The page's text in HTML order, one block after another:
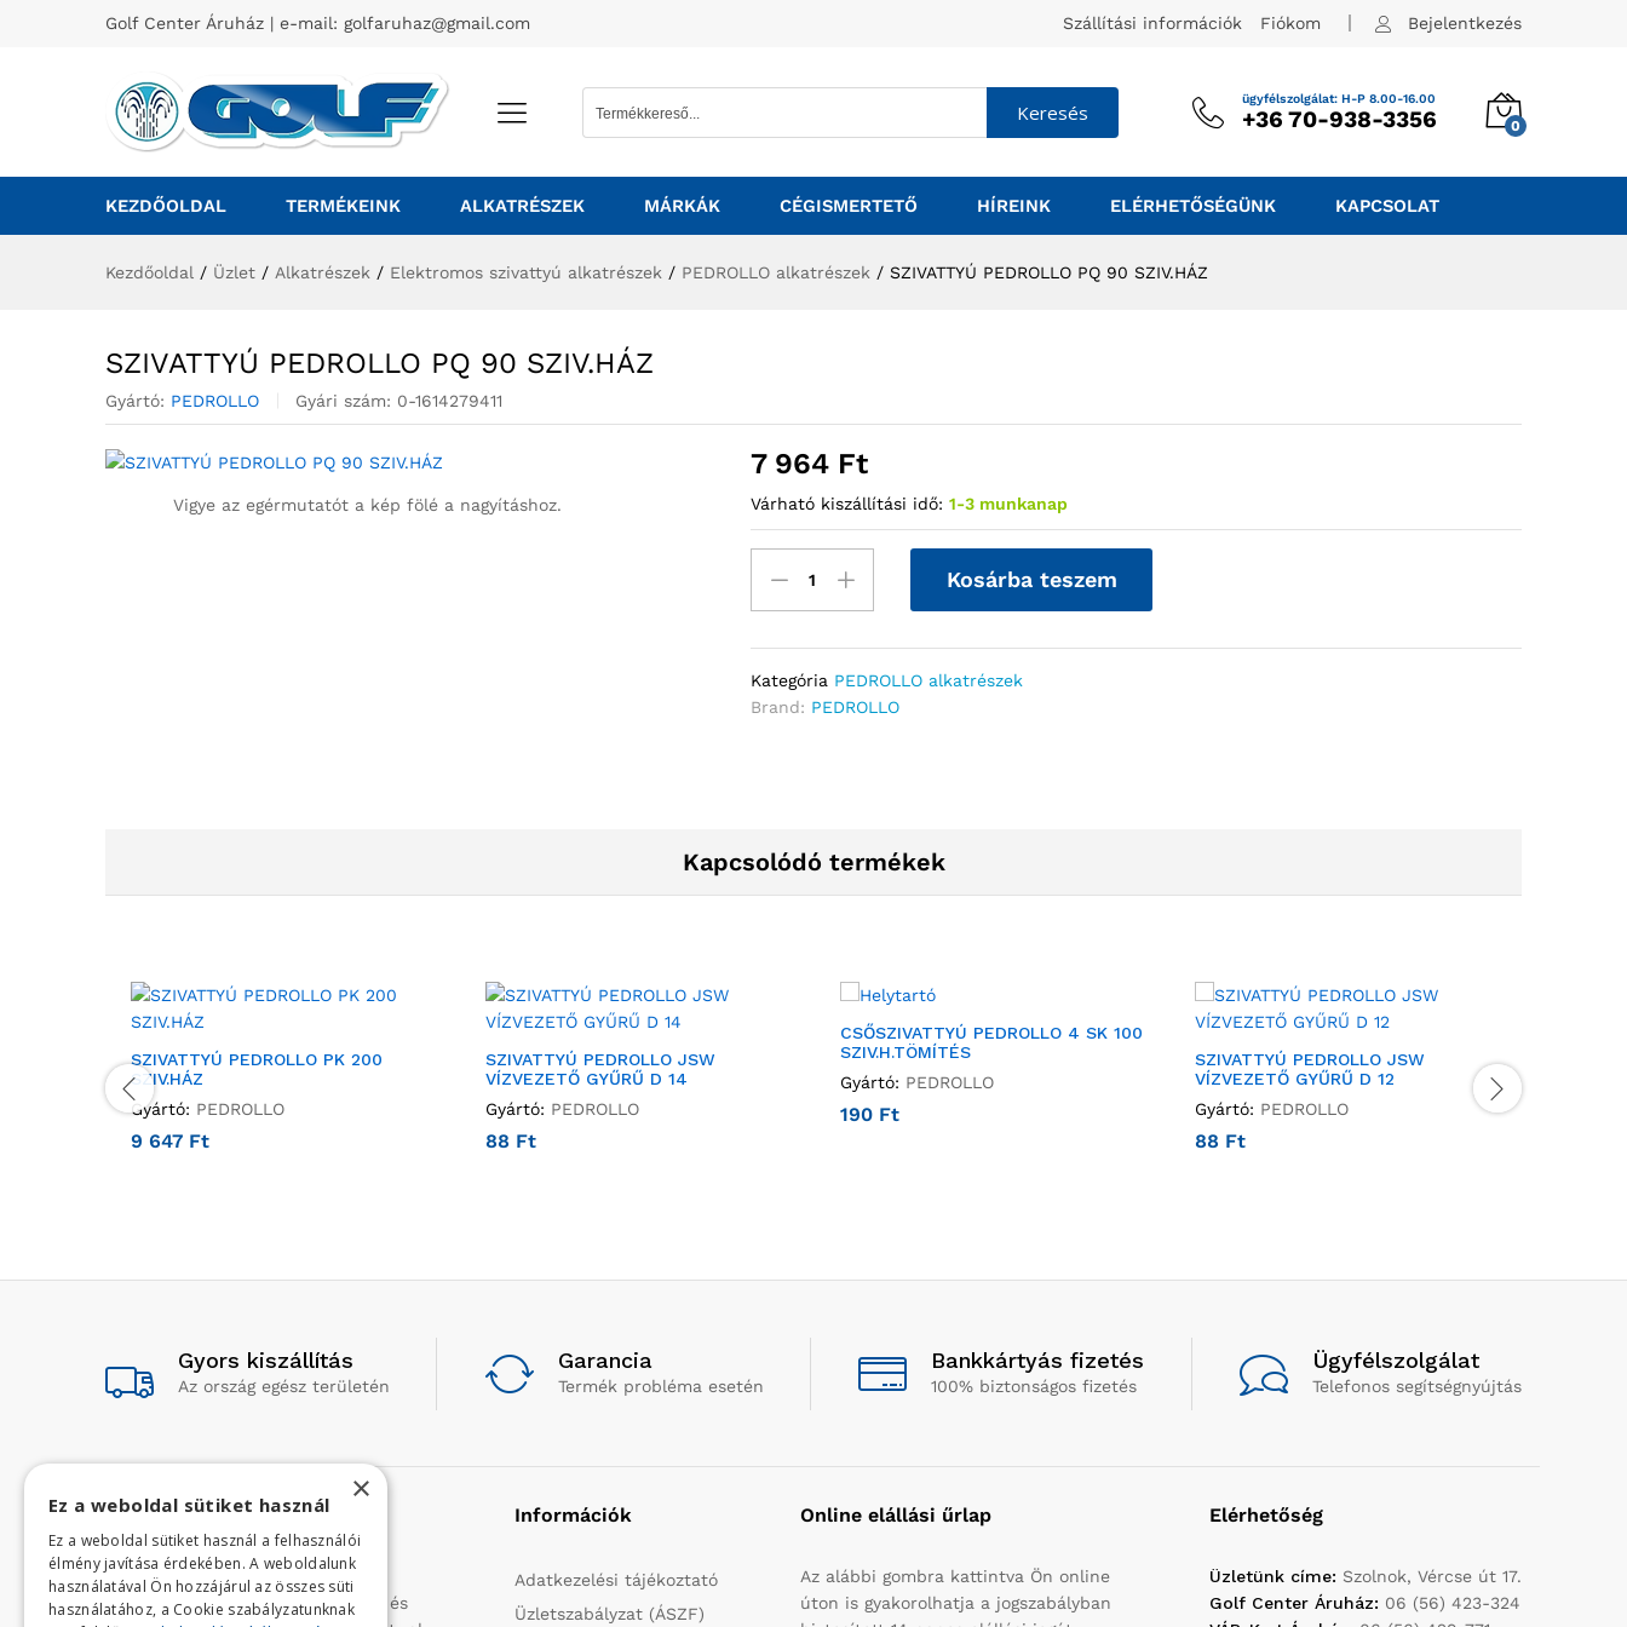
Golf Center Áruház | e-mail: golfaruhaz@gmail.com Szállítási információk Fiókom Bejelentkezés
Keresés
ügyfélszolgálat: H-P 8.00-16.00
+36 70-938-3356 0
KEZDŐOLDAL TERMÉKEINK ALKATRÉSZEK MÁRKÁK CÉGISMERTETŐ HÍREINK ELÉRHETŐSÉGÜNK KAPCSOLAT
Kezdőoldal / Üzlet / Alkatrészek / Elektromos szivattyú alkatrészek / PEDROLLO alkatrészek / SZIVATTYÚ PEDROLLO PQ 90 SZIV.HÁZ
SZIVATTYÚ PEDROLLO PQ 90 SZIV.HÁZ
Gyártó: PEDROLLO Gyári szám: 0-1614279411
Vigye az egérmutatót a kép fölé a nagyításhoz.
7 964 Ft
Várható kiszállítási idő: 1-3 munkanap
Kosárba teszem
Kategória PEDROLLO alkatrészek
Brand: PEDROLLO
Kapcsolódó termékek
SZIVATTYÚ PEDROLLO PK 200
SZIV.HÁZ
Gyártó: PEDROLLO
9 647 Ft
SZIVATTYÚ PEDROLLO JSW
VÍZVEZETŐ GYŰRŰ D 14
Gyártó: PEDROLLO
88 Ft
CSŐSZIVATTYÚ PEDROLLO 4 SK 100
SZIV.H.TÖMÍTÉS
Gyártó: PEDROLLO
190 Ft
SZIVATTYÚ PEDROLLO JSW
VÍZVEZETŐ GYŰRŰ D 12
Gyártó: PEDROLLO
88 Ft
Gyors kiszállítás
Az ország egész területén
Garancia
Termék probléma esetén
Bankkártyás fizetés
100% biztonságos fizetés
Ügyfélszolgálat
Telefonos segítségnyújtás
Rólunk
Profilunk a mezőgazdasági, kerti
kisgépek és egyéb iparcikkek kis- és
Információk
Adatkezelési tájékoztató
Üzletszabályzat (ÁSZF)
Online elállási űrlap
Az alábbi gombra kattintva Ön online
úton is gyakorolhatja a jogszabályban
Elérhetőség
Üzletünk címe: Szolnok, Vércse út 17.
Golf Center Áruház: 06 (56) 423-324
×
Ez a weboldal sütiket használ
Ez a weboldal sütiket használ a felhasználói
élmény javítása érdekében. A weboldalunk
használatával Ön hozzájárul az összes süti
használatához, a Cookie szabályzatunknak